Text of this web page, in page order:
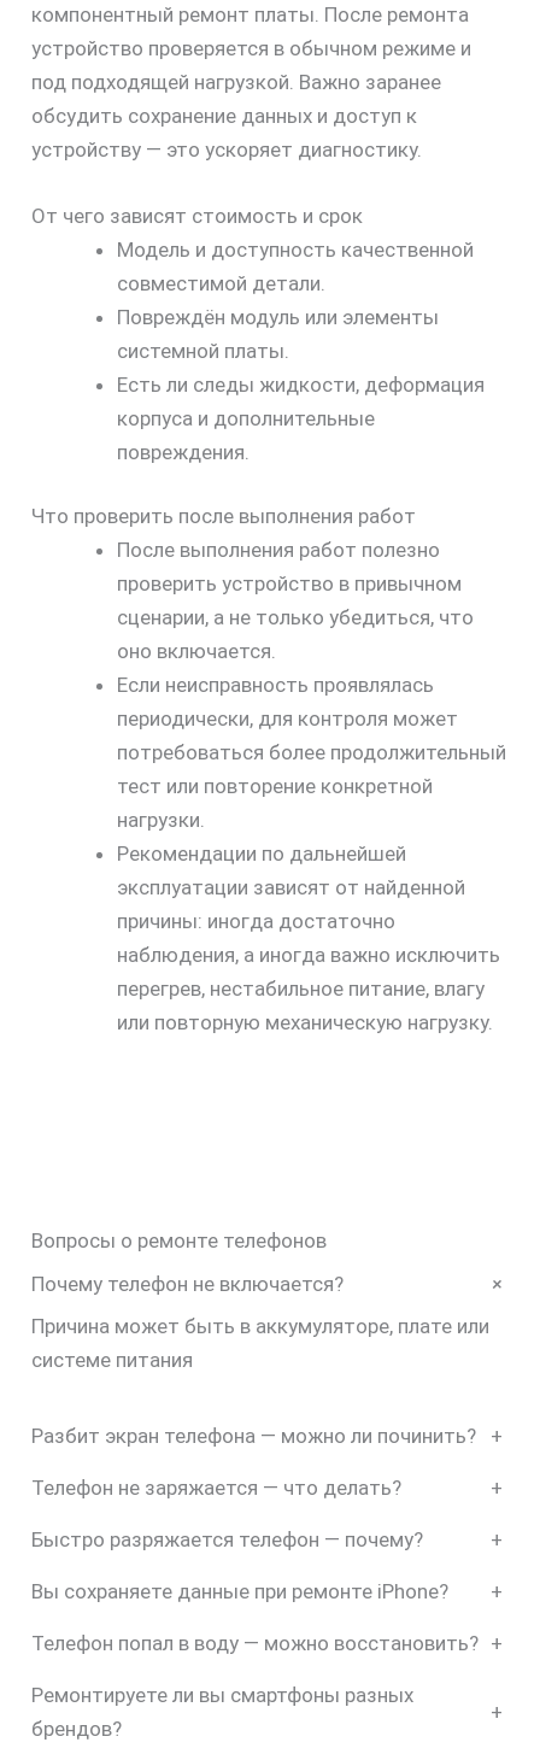
компонентный ремонт платы. После ремонта
устройство проверяется в обычном режиме и
под подходящей нагрузкой. Важно заранее
обсудить сохранение данных и доступ к
устройству — это ускоряет диагностику.
От чего зависят стоимость и срок
Модель и доступность качественной
совместимой детали.
Повреждён модуль или элементы
системной платы.
Есть ли следы жидкости, деформация
корпуса и дополнительные
повреждения.
Что проверить после выполнения работ
После выполнения работ полезно
проверить устройство в привычном
сценарии, а не только убедиться, что
оно включается.
Если неисправность проявлялась
периодически, для контроля может
потребоваться более продолжительный
тест или повторение конкретной
нагрузки.
Рекомендации по дальнейшей
эксплуатации зависят от найденной
причины: иногда достаточно
наблюдения, а иногда важно исключить
перегрев, нестабильное питание, влагу
или повторную механическую нагрузку.
Вопросы о ремонте телефонов
Почему телефон не включается?
+
Причина может быть в аккумуляторе, плате или
системе питания
Разбит экран телефона — можно ли починить? +
Телефон не заряжается — что делать? +
Быстро разряжается телефон — почему? +
Вы сохраняете данные при ремонте iPhone? +
Телефон попал в воду — можно восстановить? +
Ремонтируете ли вы смартфоны разных
брендов?
+